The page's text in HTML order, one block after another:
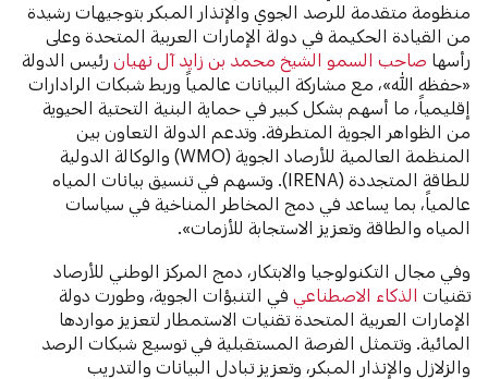
منظومة متقدمة للرصد الجوي والإنذار المبكر بتوجيهات رشيدة
من القيادة الحكيمة في دولة الإمارات العربية المتحدة وعلى
رأسها صاحب السمو الشيخ محمد بن زايد آل نهيان رئيس الدولة
«حفظه الله»، مع مشاركة البيانات عالمياً وربط شبكات الرادارات
إقليمياً، ما أسهم بشكل كبير في حماية البنية التحتية الحيوية
من الظواهر الجوية المتطرفة. وتدعم الدولة التعاون بين
المنظمة العالمية للأرصاد الجوية (WMO) والوكالة الدولية
للطاقة المتجددة (IRENA). وتسهم في تنسيق بيانات المياه
عالمياً، بما يساعد في دمج المخاطر المناخية في سياسات
المياه والطاقة وتعزيز الاستجابة للأزمات».
وفي مجال التكنولوجيا والابتكار، دمج المركز الوطني للأرصاد
تقنيات الذكاء الاصطناعي في التنبؤات الجوية، وطورت دولة
الإمارات العربية المتحدة تقنيات الاستمطار لتعزيز مواردها
المائية. وتتمثل الفرصة المستقبلية في توسيع شبكات الرصد
والزلازل والإنذار المبكر، وتعزيز تبادل البيانات والتدريب